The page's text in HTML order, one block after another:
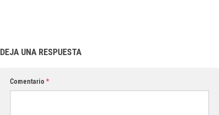
DEJA UNA RESPUESTA
Comentario *